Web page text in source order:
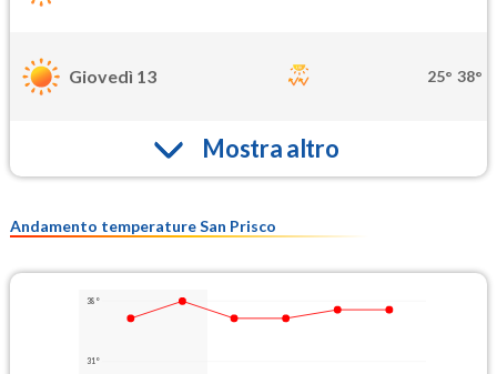
Giovedì 13 25° 38°
Mostra altro
Andamento temperature San Prisco
38°
31°